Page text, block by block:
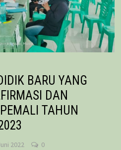
BARU YANG
DAN
TAHUN
2022 0